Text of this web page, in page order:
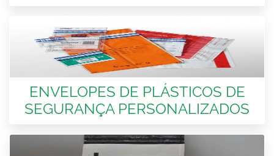
ENVELOPES DE PLÁSTICOS DE
SEGURANÇA PERSONALIZADOS